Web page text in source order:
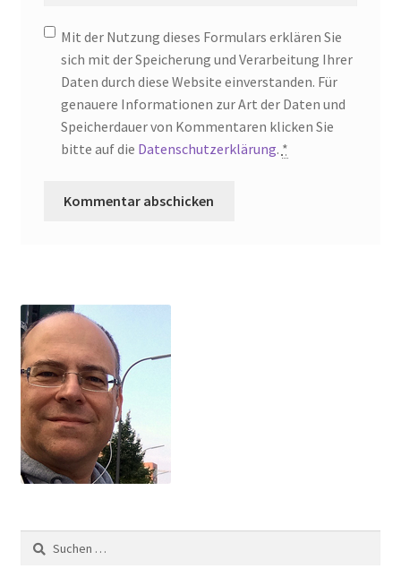
Mit der Nutzung dieses Formulars erklären Sie
sich mit der Speicherung und Verarbeitung Ihrer
Daten durch diese Website einverstanden. Für
genauere Informationen zur Art der Daten und
Speicherdauer von Kommentaren klicken Sie
bitte auf die Datenschutzerklärung. *
Suchen
nach: